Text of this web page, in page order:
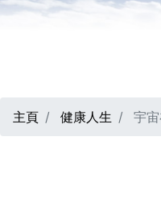
主頁 健康人生 宇